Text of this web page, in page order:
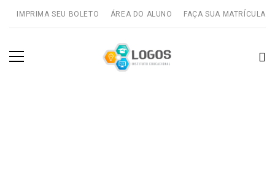
IMPRIMA SEU BOLETO ÁREA DO ALUNO FAÇA SUA MATRÍCULA